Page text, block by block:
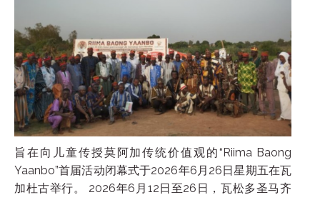
旨在向儿童传授莫阿加传统价值观的“Riima Baong
Yaanbo”首届活动闭幕式于2026年6月26日星期五在瓦
加杜古举行。 2026年6月12日至26日，瓦松多圣马齐